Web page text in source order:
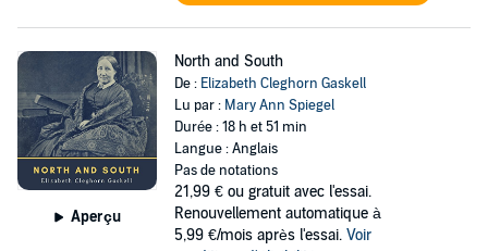
Aperçu
North and South
De : Elizabeth Cleghorn Gaskell
Lu par : Mary Ann Spiegel
Durée : 18 h et 51 min
Langue : Anglais
Pas de notations
21,99 € ou gratuit avec l'essai.
Renouvellement automatique à
5,99 €/mois après l'essai. Voir